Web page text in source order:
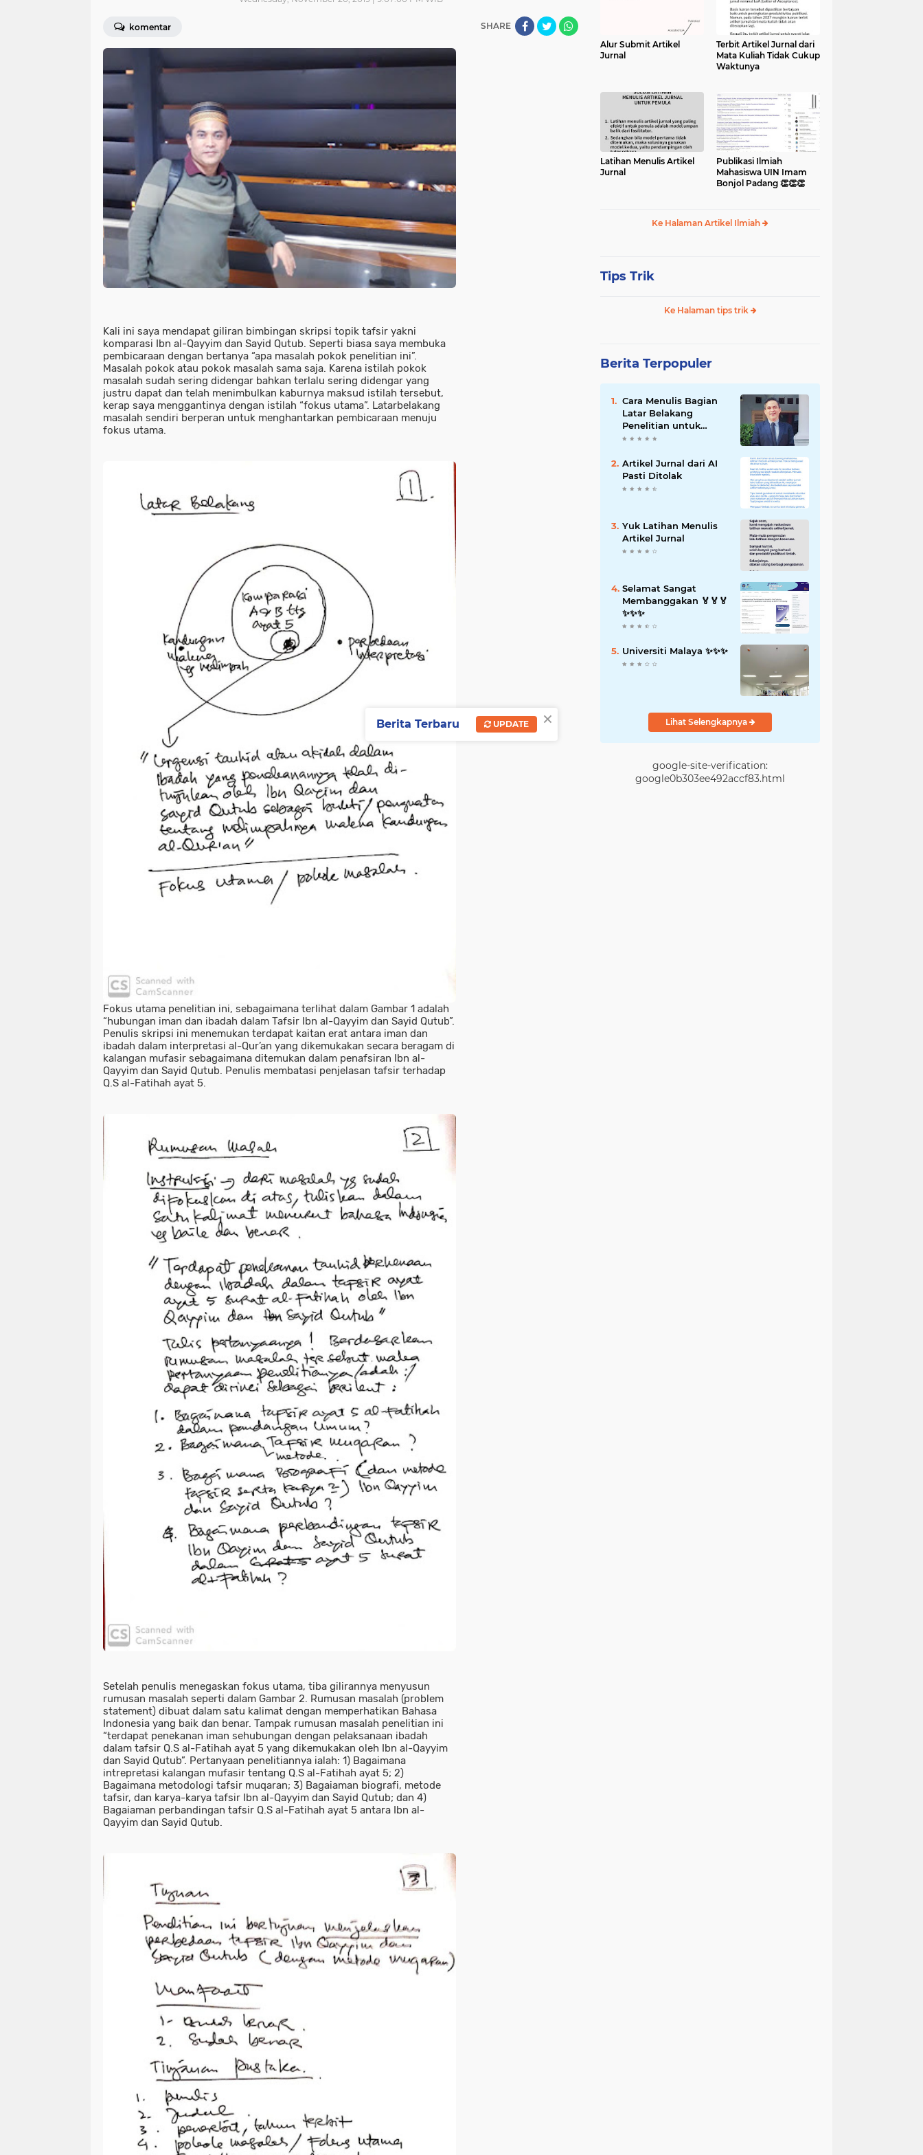
komentar SHARE
Kali ini saya mendapat giliran bimbingan skripsi topik tafsir yakni
komparasi Ibn al-Qayyim dan Sayid Qutub. Seperti biasa saya membuka
pembicaraan dengan bertanya “apa masalah pokok penelitian ini”.
Masalah pokok atau pokok masalah sama saja. Karena istilah pokok
masalah sudah sering didengar bahkan terlalu sering didengar yang
justru dapat dan telah menimbulkan kaburnya maksud istilah tersebut,
kerap saya menggantinya dengan istilah “fokus utama”. Latarbelakang
masalah sendiri berperan untuk menghantarkan pembicaraan menuju
fokus utama.
Fokus utama penelitian ini, sebagaimana terlihat dalam Gambar 1 adalah
“hubungan iman dan ibadah dalam Tafsir Ibn al-Qayyim dan Sayid Qutub”.
Penulis skripsi ini menemukan terdapat kaitan erat antara iman dan
ibadah dalam interpretasi al-Qur’an yang dikemukakan secara beragam di
kalangan mufasir sebagaimana ditemukan dalam penafsiran Ibn al-
Qayyim dan Sayid Qutub. Penulis membatasi penjelasan tafsir terhadap
Q.S al-Fatihah ayat 5.
Setelah penulis menegaskan fokus utama, tiba gilirannya menyusun
rumusan masalah seperti dalam Gambar 2. Rumusan masalah (problem
statement) dibuat dalam satu kalimat dengan memperhatikan Bahasa
Indonesia yang baik dan benar. Tampak rumusan masalah penelitian ini
“terdapat penekanan iman sehubungan dengan pelaksanaan ibadah
dalam tafsir Q.S al-Fatihah ayat 5 yang dikemukakan oleh Ibn al-Qayyim
dan Sayid Qutub”. Pertanyaan penelitiannya ialah: 1) Bagaimana
intrepretasi kalangan mufasir tentang Q.S al-Fatihah ayat 5; 2)
Bagaimana metodologi tafsir muqaran; 3) Bagaiaman biografi, metode
tafsir, dan karya-karya tafsir Ibn al-Qayyim dan Sayid Qutub; dan 4)
Bagaiaman perbandingan tafsir Q.S al-Fatihah ayat 5 antara Ibn al-
Qayyim dan Sayid Qutub.
Alur Submit Artikel
Jurnal
Terbit Artikel Jurnal dari
Mata Kuliah Tidak Cukup
Waktunya
Latihan Menulis Artikel
Jurnal
Publikasi Ilmiah
Mahasiswa UIN Imam
Bonjol Padang 👏👏👏
Ke Halaman Artikel Ilmiah
Tips Trik
Ke Halaman tips trik
Berita Terpopuler
Cara Menulis Bagian
Latar Belakang
Penelitian untuk
Proposal Skripsi
Artikel Jurnal dari AI
Pasti Ditolak
Yuk Latihan Menulis
Artikel Jurnal
Selamat Sangat
Membanggakan 🏅🏅🏅
✨️✨️✨️
Universiti Malaya ✨️✨️✨️
Lihat Selengkapnya
google-site-verification:
google0b303ee492accf83.html
×
Berita Terbaru UPDATE